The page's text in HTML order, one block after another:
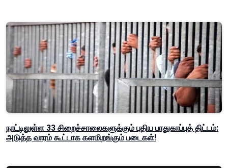
நாட்டிலுள்ள 33 சிறைச்சாலைகளுக்கும் புதிய பாதுகாப்புத் திட்டம்:
அடுத்த வாரம் கூட்டாக களமிறங்கும் படைகள்!